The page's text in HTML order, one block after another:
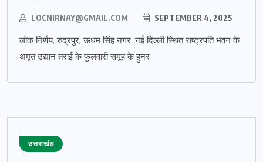
LOCNIRNAY@GMAIL.COM SEPTEMBER 4, 2025
लोक निर्णय, रुद्रपुर, ऊधम सिंह नगर: नई दिल्ली स्थित राष्ट्रपति भवन के
अमृत उद्यान तराई के फुलवारी समूह के हुनर
उत्तराखंड